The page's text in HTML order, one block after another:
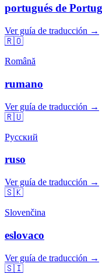
portugués de
Ver guía de traducción →
🇷🇴
Română
rumano
Ver guía de traducción →
🇷🇺
Русский
ruso
Ver guía de traducción →
🇸🇰
Slovenčina
eslovaco
Ver guía de traducción →
🇸🇮